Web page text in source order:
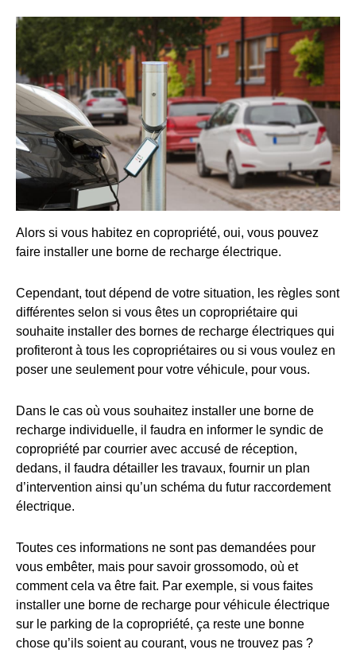
Alors si vous habitez en copropriété, oui, vous pouvez
faire installer une borne de recharge électrique.
Cependant, tout dépend de votre situation, les règles sont
différentes selon si vous êtes un copropriétaire qui
souhaite installer des bornes de recharge électriques qui
profiteront à tous les copropriétaires ou si vous voulez en
poser une seulement pour votre véhicule, pour vous.
Dans le cas où vous souhaitez installer une borne de
recharge individuelle, il faudra en informer le syndic de
copropriété par courrier avec accusé de réception,
dedans, il faudra détailler les travaux, fournir un plan
d’intervention ainsi qu’un schéma du futur raccordement
électrique.
Toutes ces informations ne sont pas demandées pour
vous embêter, mais pour savoir grossomodo, où et
comment cela va être fait. Par exemple, si vous faites
installer une borne de recharge pour véhicule électrique
sur le parking de la copropriété, ça reste une bonne
chose qu’ils soient au courant, vous ne trouvez pas ?